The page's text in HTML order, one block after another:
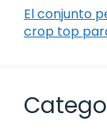
El conjunto
crop top